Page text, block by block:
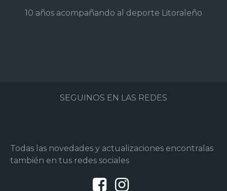
10 años acompañando al deporte Litoraleño
SEGUINOS EN LAS REDES
Todas las novedades y actualizaciones encontralas
también en tus redes sociales